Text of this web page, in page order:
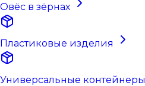
Овёс в зёрнах
Пластиковые изделия
Универсальные контейнеры